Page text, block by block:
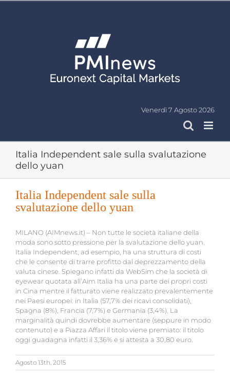
Venerdì 7 Agosto 2026
Italia Independent sale sulla svalutazione
dello yuan
Italia Independent sale sulla
svalutazione dello yuan
MILANO (AIMnews.it) – Non tutte le società italiane della
moda sono sotto pressione per la svalutazione dello yuan.
Italia Independent, ad esempio, ha una struttura di costi
che le consente di trarre profitto dal deprezzamento della
valuta cinese. Spiegano infatti da WebSim che la società di
eyewear quotata all’Aim Italia ha una parte dei propri costi
in Cina mentre il fatturato viene realizzato prevalentemente
nei Paesi europei: in Italia (57,7% dei ricavi consolidati),
Spagna (8%), Francia (7,7%) e Germania (3,4%). La
marginalità quindi dovrebbe aumentare (seppure in modo
contenuto) e a Piazza Affari il titolo viene premiato: il titolo
oggi guadagna infatti il 3,36% e si attesta a 30,80 euro.
Agosto 13th, 2015